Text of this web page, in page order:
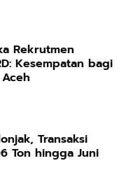
Rekrutmen
Kesempatan bagi
Transaksi
Ton hingga Juni